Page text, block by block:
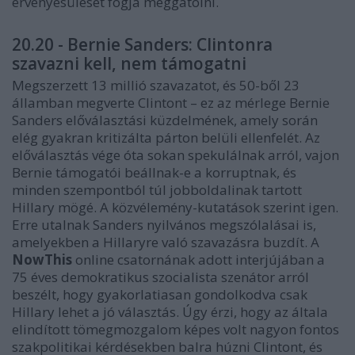
20.20 - Bernie Sanders: Clintonra
szavazni kell, nem támogatni
Megszerzett 13 millió szavazatot, és 50-ből 23
államban megverte Clintont – ez az mérlege Bernie
Sanders előválasztási küzdelmének, amely során
elég gyakran kritizálta párton belüli ellenfelét. Az
előválasztás vége óta sokan spekulálnak arról, vajon
Bernie támogatói beállnak-e a korruptnak, és
minden szempontból túl jobboldalinak tartott
Hillary mögé. A közvélemény-kutatások szerint igen.
Erre utalnak Sanders nyilvános megszólalásai is,
amelyekben a Hillaryre való szavazásra buzdít. A
NowThis online csatornának adott interjújában a
75 éves demokratikus szocialista szenátor arról
beszélt, hogy gyakorlatiasan gondolkodva csak
Hillary lehet a jó választás. Úgy érzi, hogy az általa
elindított tömegmozgalom képes volt nagyon fontos
szakpolitikai kérdésekben balra húzni Clintont, és